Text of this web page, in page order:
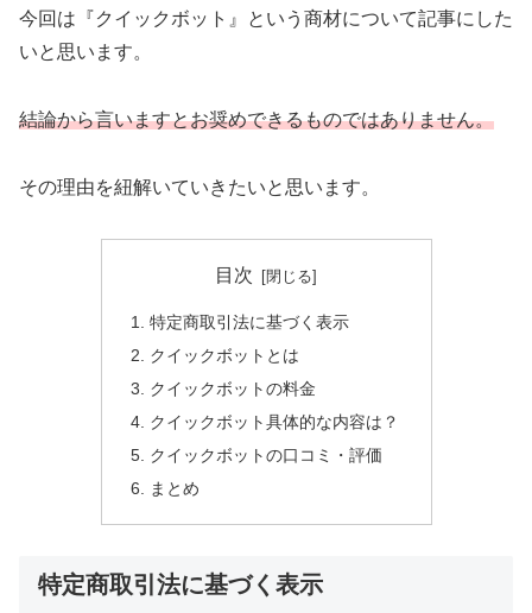
今回は『クイックボット』という商材について記事にした
いと思います。
結論から言いますとお奨めできるものではありません。
その理由を紐解いていきたいと思います。
目次
特定商取引法に基づく表示
クイックボットとは
クイックボットの料金
クイックボット具体的な内容は？
クイックボットの口コミ・評価
まとめ
特定商取引法に基づく表示